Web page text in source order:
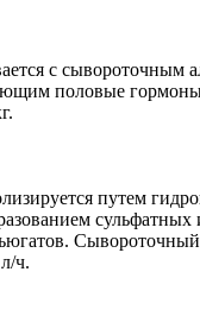
с сывороточным
половые
путем
сульфатных
ч.